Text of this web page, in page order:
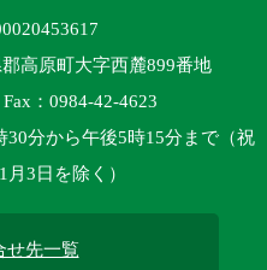
高原町大字西麓899番地
：0984-42-4623
分から午後5時15分まで（祝
3日を除く）
せ先一覧